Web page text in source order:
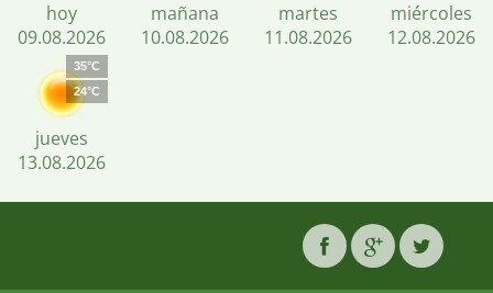
hoy
09.08.2026
mañana
10.08.2026
martes
11.08.2026
miércoles
12.08.2026
35°C
24°C
jueves
13.08.2026